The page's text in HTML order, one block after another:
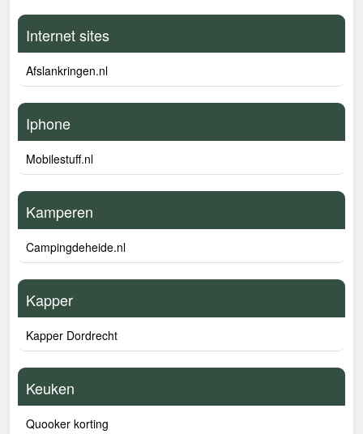
Internet sites
Afslankringen.nl
Iphone
Mobilestuff.nl
Kamperen
Campingdeheide.nl
Kapper
Kapper Dordrecht
Keuken
Quooker korting